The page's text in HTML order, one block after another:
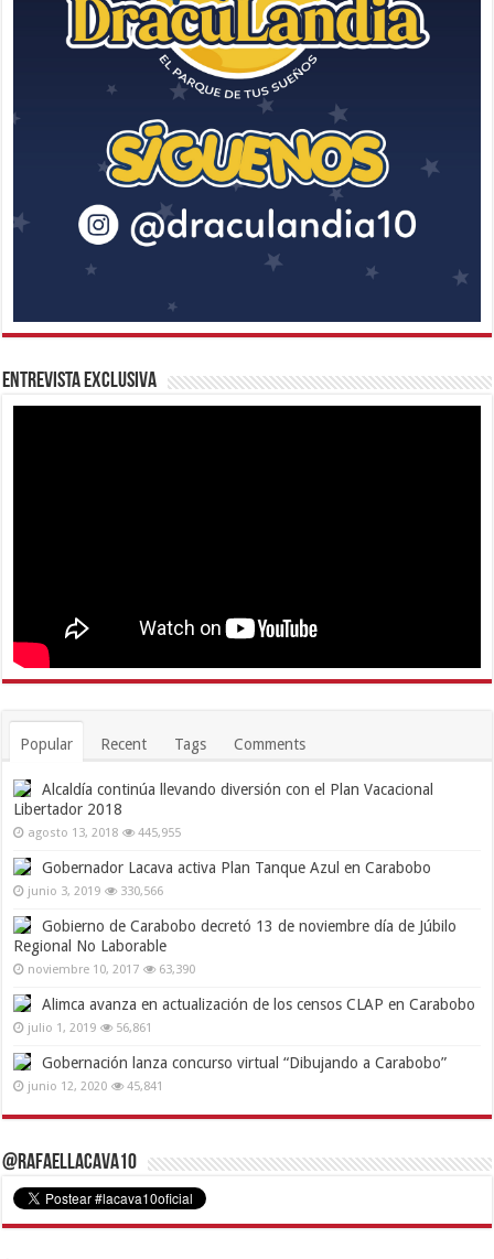
Entrevista Exclusiva
Popular Recent Tags Comments
Alcaldía continúa llevando diversión con el Plan Vacacional
Libertador 2018
agosto 13, 2018 445,955
Gobernador Lacava activa Plan Tanque Azul en Carabobo
junio 3, 2019 330,566
Gobierno de Carabobo decretó 13 de noviembre día de Júbilo
Regional No Laborable
noviembre 10, 2017 63,390
Alimca avanza en actualización de los censos CLAP en Carabobo
julio 1, 2019 56,861
Gobernación lanza concurso virtual “Dibujando a Carabobo”
junio 12, 2020 45,841
@RafaelLacava10